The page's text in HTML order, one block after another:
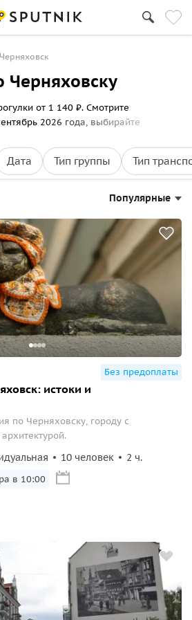
Черняховск
Черняховску
от 1 140 ₽. Смотрите
2026 года, выбирайте
Дата Тип группы Тип
Популярные
Без предоплаты
истоки и
по Черняховску, городу с
10 человек 2 ч.
в 10:00